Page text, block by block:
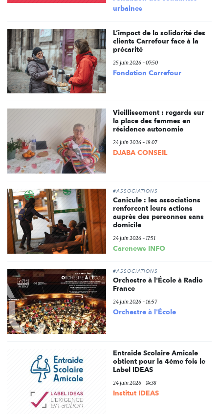
urbaines
L’impact de la solidarité des
clients Carrefour face à la
précarité
25 juin 2026 - 07:50
Fondation Carrefour
Vieillissement : regards sur
la place des femmes en
résidence autonomie
24 juin 2026 - 18:07
DJABA CONSEIL
#ASSOCIATIONS
Canicule : les associations
renforcent leurs actions
auprès des personnes sans
domicile
24 juin 2026 - 17:51
Carenews INFO
#ASSOCIATIONS
Orchestre à l'École à Radio
France
24 juin 2026 - 16:57
Orchestre à l'École
Entraide Scolaire Amicale
obtient pour la 4ème fois le
Label IDEAS
24 juin 2026 - 14:38
Institut IDEAS